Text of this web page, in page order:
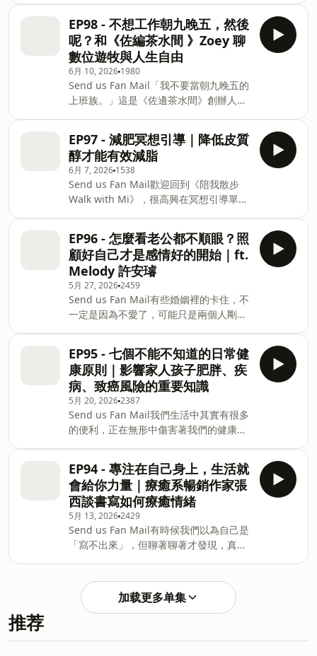
瘋的方式：承認自己是會有情緒的父母，
孩子也需要知道媽媽的界線。⏰節目更新
時間【常態節目】：每週三晚
有機洗沐產品，女兒狀況明顯改善，她開
始把使用心得分享到社群，也慢慢走向代
理、創業，甚至帶著孩子搬去巴黎。她借
了 1000 萬、飛到法國談代理、面對品牌
的質疑，在巴黎一個人帶著三歲女兒生
活，找不到長居的房子、孩子生病時身邊
沒有家人、費時3年讓替大品牌代工廠點
頭製作「玫瑰時光瓶」。這些聽起來很戲
劇化的片段，都是當時她日常裡的關卡。
艾莉絲說「當時想放棄的念頭，比想繼續
做下去的念頭還多很多。」也曾問自己
「我到底在幹嘛？」
會、吃飯的甜蜜感來充電；我卻看到韓劇
壁咚就狂快轉、覺得肉麻全身不舒服……
我們在一起13、14 年，交往兩年懷孕，
人生直接從戀人升級成隊友，開始面對照
顧寶寶、睡眠嚴重不足、婆媳問題、分工
混亂、多次大吵架……兩個對「愛」的定
義差這麼多，到底要怎麼繼續相愛？所以
這集我們分享了：◇ 我為什麼從不追求、
甚至討厭傳統戀愛感？◇ Chris在育兒期
曾偷偷想念兩人世界的時刻◇ 婚姻中，哪
個行動會讓彼此心動？◇ 最後我們如何找
到比戀愛感更深、更踏實的連結——靈魂
伴侶般的陪伴與感恩這集不是在分享怎麼
在婚姻製造浪漫，而是愛的語言如此相反
的兩人，如何在柴米油鹽的婚姻日子哩，
過成可以繼續走下去的愛。如果你覺得
「有了孩子後，夫妻只剩隊友」，這集我
們夫妻的真心話，或許能給你新的視角與
想
EP98 - 不想工作朝九晚五，然後
呢？和《佐編茶水間 》Zoey 聊
數位遊牧與人生自由
6月 10, 2026 1980
Send us Fan Mail「我不要當朝九晚五的
上班族。」這是《佐邊茶水間》創辦人
模樣。 Zoey 從大學時期一邊上班、一邊
念設計，到開始接案、碰到收入不穩定的
現實；後來因為一次紐約實習，看見了遠
距工作的可能，也在台灣還很少人談數位
遊牧的時候，慢慢走出自己的路。2018
年，在台灣都還不盛行的時期，她開始了
Podcast《佐邊茶水間》，一路錄著、分
享著，也一路陪著自己從二十幾歲，走到
三十幾歲。很喜歡 Zoey 說的，目標常常
不可控，但方向是可以掌握的。有些機會
是碰巧來的，有些路是跌跌撞撞試出來
的；而自由，也從來不是什麼都不用管，
而是願意為了想要的日子，練習自律、調
整界線，也接受某些階段的不平衡。也許
我們不一定都要去旅行、不一定都要遠距
工作，但我們都可以問問自己：在工作、
家庭和責任之外，有沒有一件真正重要的
事，是我想放回人生前面的？這一集，陪
你
EP97 - 減肥冥想引導｜降低皮質
醇才能有效減脂
6月 7, 2026 1538
Send us Fan Mail歡迎回到《陪我散步
Walk with Mi》，很高興在冥想引導單元
嗎？ 減肥對身體與心理有時候會是不小的
壓力，如果你發現減肥期間發現以下情
況，那也許是身體的壓力荷爾蒙—皮質醇
太高了：晚上總是腦袋停不下來、容易煩
躁、特別想吃甜食，或是明明已經很努力
運動、控制飲食，卻發現身體好像卡住了
一樣嗎？並不是只有工作壓力才會讓皮質
醇升高，但其實減脂、重訓、跑步、睡眠
不足、生活忙碌，都可能讓身體長時間處
於壓力狀態。這集冥想，我想陪你一起放
慢腳步，透過呼吸、身體覺察與觀想練
習，溫柔地安撫神經系統，讓身體從緊繃
與警戒中慢慢鬆開。適合收聽的時機：☁️
因為減肥壓力很大的時候☁️ 正在減脂、控
制飲食，卻特別容易嘴饞的時候☁️ 重訓、
有氧運動或長跑之後☁️ 覺得情緒煩躁、容
易不耐煩的時候☁️ 運動後睡前想讓身心慢
慢安靜下來的時候不需要逼自己清空思
EP96 - 怎麼看老公都不順眼？照
顧好自己才是感情好的開始｜ft.
Melody 許安璿
5月 27, 20262459
Send us Fan Mail有些婚姻裡的卡住，不
一定是因為不愛了，可能只是兩個人剛好
朋友 Melody 許安璿來聊婚姻。從我們十
年前因為工作認識，後來發現我們的人生
節奏其實很同步，像是生孩子的時間點、
婚姻裡遇到的課題，甚至創業的階段，都
在差不多的時間經歷，甚至那些很想罵老
公、很想逃離婚姻的時刻也是！Melody
分享她和先生 Audi 曾經有一段幾乎天天
吵架的日子，也曾經真的走到「是不是該
離婚」。可是後來她發現，關係裡很多不
滿，不只是對方的問題，也有一部分是自
己還沒有被照顧好的情緒、投射和期待。
當她開始好好照顧自己，婚姻反而慢慢從
拉扯，變成一種更自由的陪伴。我們也聊
到伴侶之間的成長速度、親子關係裡媽媽
常常想當橋樑的疲憊、以及婚姻到底是不
是一定要走一輩子。很喜歡 Melody 說，
婚姻是一季一季的。有時候春天來了，有
時候冬天很長，但也許我們不需要急著替
EP95 - 七個不能不知道的日常健
康原則｜影響家人孩子肥胖、疾
病、致癌風險的重要知識
5月 20, 20262387
Send us Fan Mail我們生活中其實有很多
的便利，正在無形中傷害著我們的健康卻
覺得他好像對家人、小孩的健康不在意，
他告訴我他並不是不在意，而是沒有意
識，所以讓我想錄這一集分享我的健康意
識與原則。這集會聊到：- 為什麼我會重
視塑膠加熱、外食包裝與不沾鍋？- 買東
西一定會翻到背面看成分表的原因- 糖、
香精、色素、加工食品，對孩子與大人的
長期影響？- 為什麼「方便」，其實不適
合變成每天的生活方式？- 如何重新建立
家裡的健康習慣與選擇原則？這集並不是
想販賣焦慮，也不是要大家突然變成極端
很正常的生活習慣，也許只是因為從來沒
EP94 - 專注在自己身上，生活就
會給你力量｜療癒系暢銷作家張
西談書寫如何療癒情緒
5月 13, 20262429
Send us Fan Mail有時候我們以為自己是
「寫不出來」，但聊著聊著才發現，真正
我到底是寫給誰的？這一集和療癒系華文
暢銷作家張西一起散步，從社群時代的創
加载更多单集
推荐